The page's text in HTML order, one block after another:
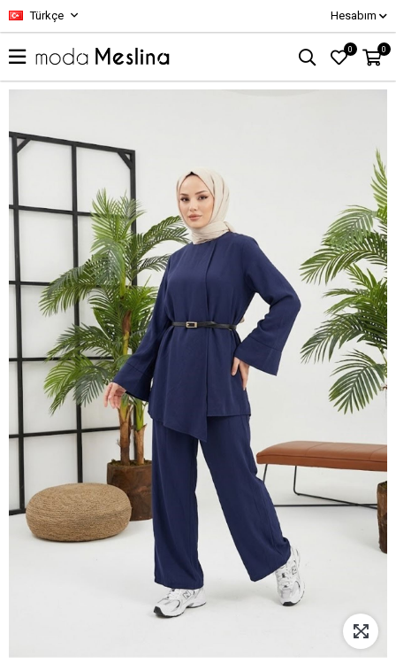
Türkçe Hesabım
0 0